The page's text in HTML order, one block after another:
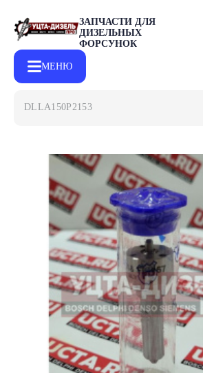
ЗАПЧАСТИ ДЛЯ
ДИЗЕЛЬНЫХ
ФОРСУНОК
МЕНЮ
DLLA150P2153